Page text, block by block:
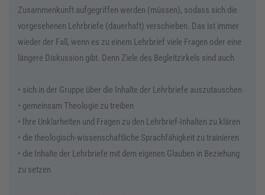
Zusammenkunft aufgegriffen werden (müssen), sodass sich die
vorgesehenen Lehrbriefe (dauerhaft) verschieben. Das ist immer
wieder der Fall, wenn es zu einem Lehrbrief viele Fragen oder eine
längere Diskussion gibt. Denn Ziele des Begleitzirkels sind auch
• sich in der Gruppe über die Inhalte der Lehrbriefe auszutauschen
• gemeinsam Theologie zu treiben
• Ihre Unklarheiten und Fragen zu den Lehrbrief-Inhalten zu klären
• die theologisch-wissenschaftliche Sprachfähigkeit zu trainieren
• die Inhalte der Lehrbriefe mit dem eigenen Glauben in Beziehung
zu setzen